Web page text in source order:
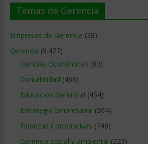
Temas de Gerencia
Empresas de Gerencia (38)
Gerencia (9.477)
Ciencias Económicas (80)
Contabilidad (466)
Educacion Gerencial (454)
Estrategia Empresarial (304)
Finanzas Corporativas (748)
Gerencia social y ambiental (223)